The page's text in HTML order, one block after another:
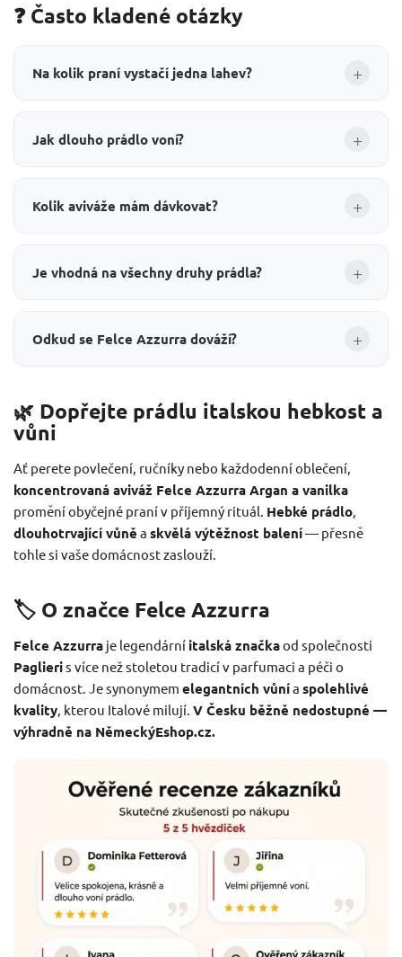
❓ Často kladené otázky
Na kolik praní vystačí jedna lahev? +
Jak dlouho prádlo voní? +
Kolik aviváže mám dávkovat? +
Je vhodná na všechny druhy prádla? +
Odkud se Felce Azzurra dováží? +
🌿 Dopřejte prádlu italskou hebkost a
vůni
Ať perete povlečení, ručníky nebo každodenní oblečení,
koncentrovaná aviváž Felce Azzurra Argan a vanilka
promění obyčejné praní v příjemný rituál. Hebké prádlo
dlouhotrvající vůně a skvělá výtěžnost balení— přesně
tohle si vaše domácnost zaslouží.
🏷️ O značce Felce Azzurra
Felce Azzurra je legendárníitalská značkaod společnosti
Paglieris více než stoletou tradicí v parfumaci a péči o
domácnost. Je synonymem elegantních vůnía spolehlivé
kvality, kterou Italové milují. V Česku běžně nedostupné —
výhradně na NěmeckýEshop.cz.